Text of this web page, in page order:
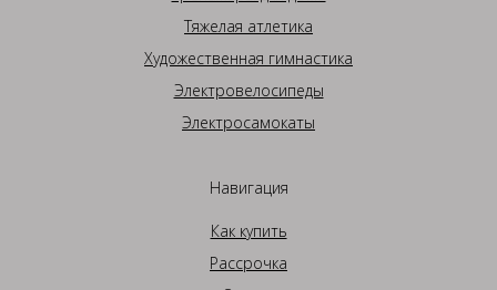
Тяжелая атлетика
Художественная гимнастика
Электровелосипеды
Электросамокаты
Навигация
Как купить
Рассрочка